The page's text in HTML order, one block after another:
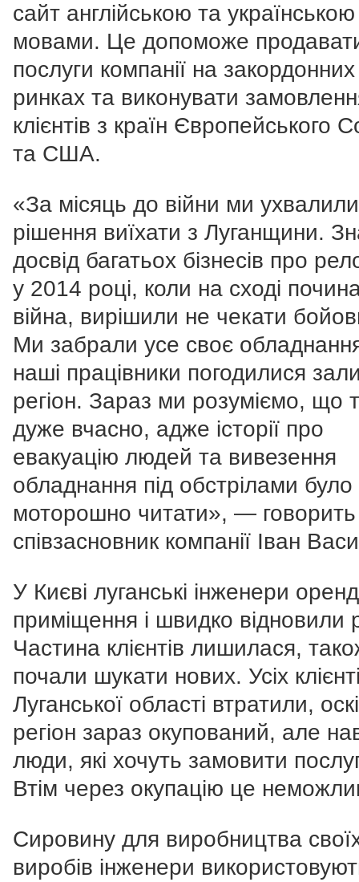
сайт англійською та українською
мовами. Це допоможе
послуги компанії на закордонних
ринках та виконувати
клієнтів з країн Європейського
та США.
«За місяць до війни ми ухвалили
рішення виїхати з Луганщини.
досвід багатьох бізнесів про
у 2014 році, коли на сході
війна, вирішили не чекати
Ми забрали усе своє
наші працівники погодилися
регіон. Зараз ми розуміємо, що
дуже вчасно, адже історії про
евакуацію людей та вивезення
обладнання під обстрілами було
моторошно читати», — говорить
співзасновник компанії Іван
У Києві луганські інженери
приміщення і швидко відновили
Частина клієнтів лишилася,
почали шукати нових. Усіх
Луганської області втратили,
регіон зараз окупований, але
люди, які хочуть замовити
Втім через окупацію це
Сировину для виробництва
виробів інженери